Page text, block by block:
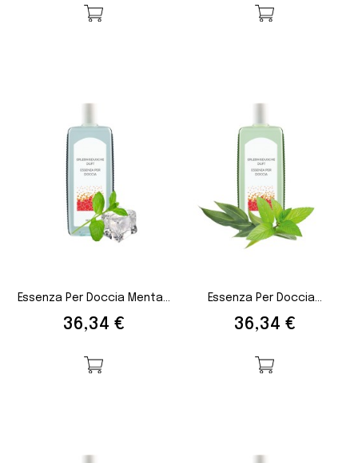
Essenza Per Doccia Menta...
Prezzo
36,34 €
Essenza Per Doccia...
Prezzo
36,34 €